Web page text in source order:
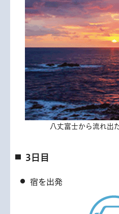
八丈富士から流れ出
3日目
宿を出発